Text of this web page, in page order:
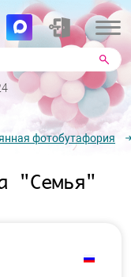
фотобутафория
"Семья"